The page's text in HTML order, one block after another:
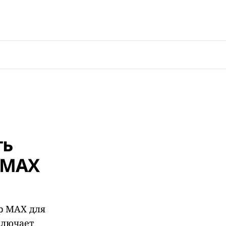
МАХ
МАХ для